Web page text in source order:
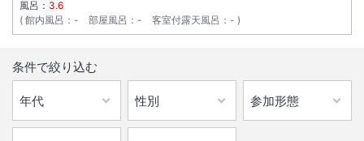
風呂： 3.6
館内風呂 ： - 部屋風呂 ： - 客室付露天風呂 ： -
条件で絞り込む